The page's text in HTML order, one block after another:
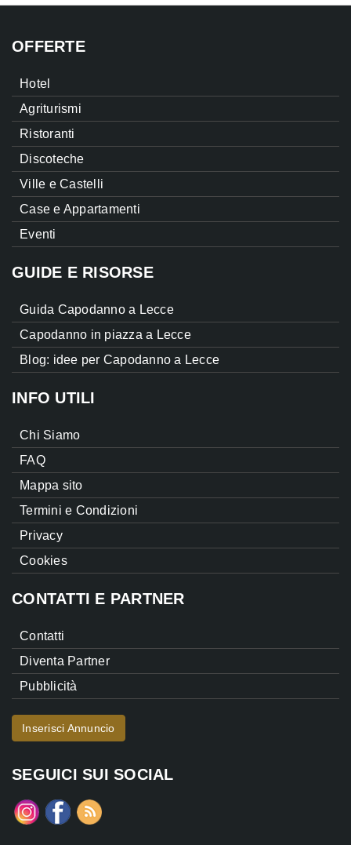
OFFERTE
Hotel
Agriturismi
Ristoranti
Discoteche
Ville e Castelli
Case e Appartamenti
Eventi
GUIDE E RISORSE
Guida Capodanno a Lecce
Capodanno in piazza a Lecce
Blog: idee per Capodanno a Lecce
INFO UTILI
Chi Siamo
FAQ
Mappa sito
Termini e Condizioni
Privacy
Cookies
CONTATTI E PARTNER
Contatti
Diventa Partner
Pubblicità
Inserisci Annuncio
SEGUICI SUI SOCIAL